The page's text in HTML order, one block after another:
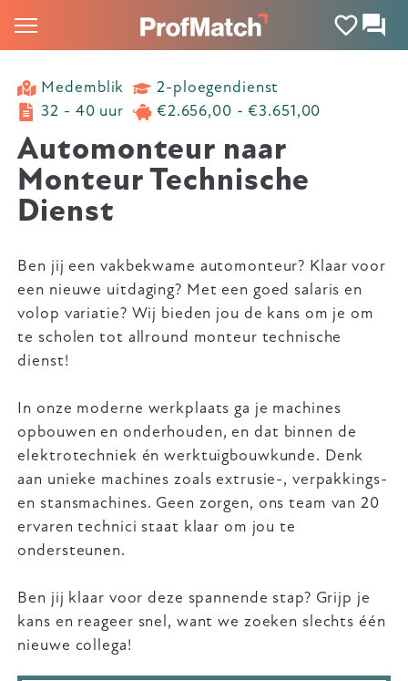
Medemblik
2-ploegendienst
32 - 40 uur
€2.656,00 - €3.651,00
Automonteur naar
Monteur Technische
Dienst
Ben jij een vakbekwame automonteur? Klaar voor
een nieuwe uitdaging? Met een goed salaris en
volop variatie? Wij bieden jou de kans om je om
te scholen tot allround monteur technische
dienst!
In onze moderne werkplaats ga je machines
opbouwen en onderhouden, en dat binnen de
elektrotechniek én werktuigbouwkunde. Denk
aan unieke machines zoals extrusie-, verpakkings-
en stansmachines. Geen zorgen, ons team van 20
ervaren technici staat klaar om jou te
ondersteunen.
Ben jij klaar voor deze spannende stap? Grijp je
kans en reageer snel, want we zoeken slechts één
nieuwe collega!